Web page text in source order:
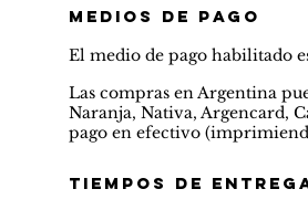
Medios de pago
El medio de pago habilitado
Las compras en Argentina
Naranja, Nativa, Argencard,
pago en efectivo
Tiempos de